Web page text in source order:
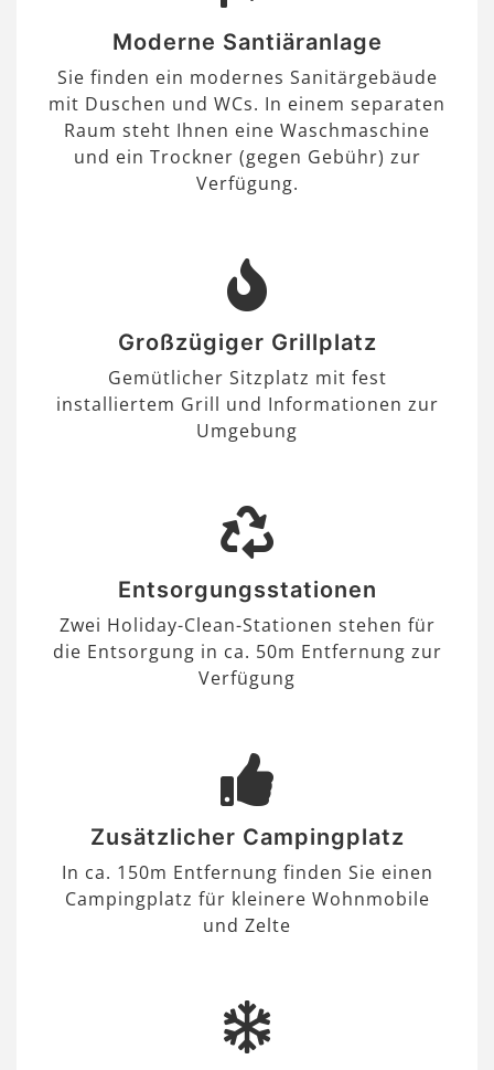
Moderne Santiäranlage
Sie finden ein modernes Sanitärgebäude
mit Duschen und WCs. In einem separaten
Raum steht Ihnen eine Waschmaschine
und ein Trockner (gegen Gebühr) zur
Verfügung.
Großzügiger Grillplatz
Gemütlicher Sitzplatz mit fest
installiertem Grill und Informationen zur
Umgebung
Entsorgungsstationen
Zwei Holiday-Clean-Stationen stehen für
die Entsorgung in ca. 50m Entfernung zur
Verfügung
Zusätzlicher Campingplatz
In ca. 150m Entfernung finden Sie einen
Campingplatz für kleinere Wohnmobile
und Zelte